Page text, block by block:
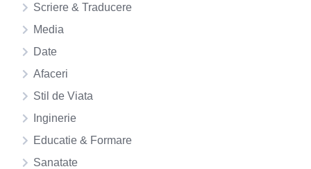
Scriere & Traducere
Media
Date
Afaceri
Stil de Viata
Inginerie
Educatie & Formare
Sanatate